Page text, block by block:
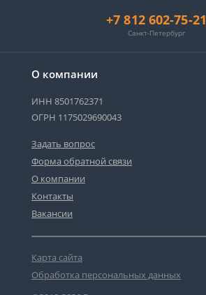
О компании
ИНН 8501762371
ОГРН 1175029690043
Задать вопрос
Форма обратной связи
О компании
Контакты
Вакансии
Карта сайта
Обработка персональных данных
+7 812 602-75-21
Санкт-Петербург